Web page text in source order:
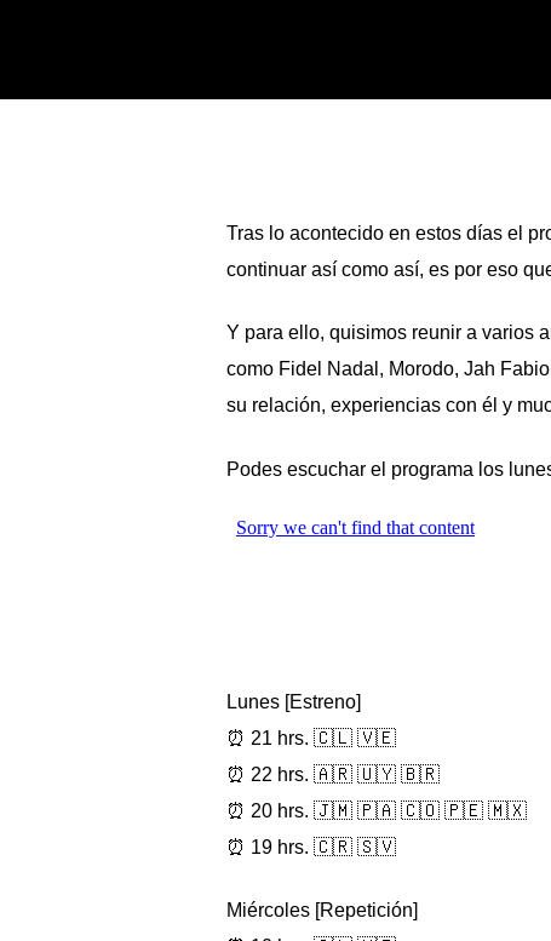
Tras lo acontecido en estos días el
continuar así como así, es por eso
Y para ello, quisimos reunir a varios
como Fidel Nadal, Morodo, Jah
su relación, experiencias con él y
Podes escuchar el programa los
Lunes [Estreno]
⏰ 21 hrs. 🇨🇱 🇻🇪
⏰ 22 hrs. 🇦🇷 🇺🇾 🇧🇷
⏰ 20 hrs. 🇯🇲 🇵🇦 🇨🇴 🇵🇪 🇲🇽
⏰ 19 hrs. 🇨🇷 🇸🇻
Miércoles [Repetición]